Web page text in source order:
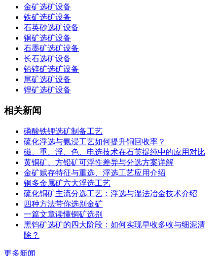
金矿选矿设备
铁矿选矿设备
石英砂选矿设备
铜矿选矿设备
石墨矿选矿设备
长石选矿设备
铅锌矿选矿设备
尾矿选矿设备
锂矿选矿设备
相关新闻
磷酸铁锂选矿制备工艺
硫化浮选与氨浸工艺如何提升铜回收率？
磁、重、浮、色、电选技术在石英提纯中的应用对比
黄铜矿、方铅矿可浮性差异与分选方案详解
金矿赋存特征与重选、浮选工艺应用介绍
铜多金属矿六大浮选工艺
硫化铜矿主流分选工艺：浮选与湿法冶金技术介绍
四种方法带你选别金矿
一篇文章读懂铜矿选别
黑钨矿选矿的四大阶段：如何实现早收多收与细泥清
除？
更多新闻